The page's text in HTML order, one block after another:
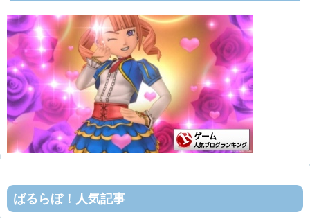
ばるらぼ！人気記事